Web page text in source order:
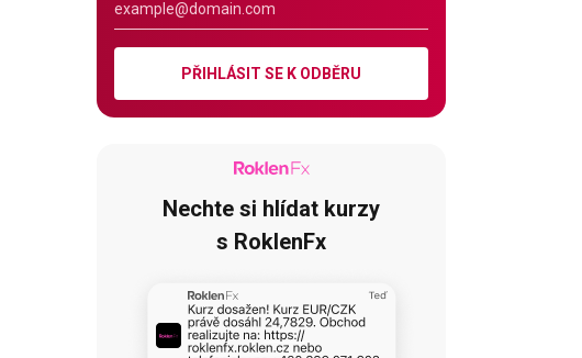
PŘIHLÁSIT SE K ODBĚRU
Nechte si hlídat kurzy
s RoklenFx